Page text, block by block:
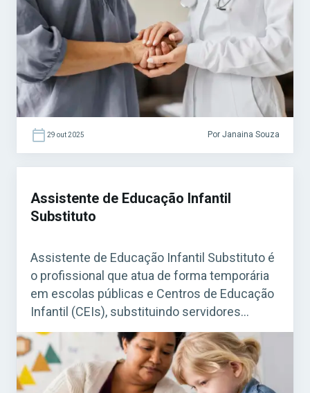
deseja trabalhar com estabilidade na área da
saúde pública. Acesse agora o Curso Grátis
INSS 2026! Esse […]
29 out 2025 Por Janaina Souza
Assistente de Educação Infantil
Substituto
Assistente de Educação Infantil Substituto é
o profissional que atua de forma temporária
em escolas públicas e Centros de Educação
Infantil (CEIs), substituindo servidores
efetivos em suas ausências. Ele
desempenha atividades fundamentais no
cuidado e desenvolvimento de crianças de 0
a 5 anos. Acesse agora o Curso Grátis INSS